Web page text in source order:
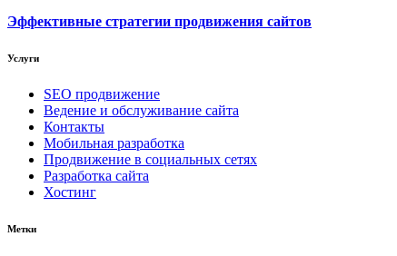
Эффективные стратегии продвижения сайтов
Услуги
SEO продвижение
Ведение и обслуживание сайта
Контакты
Мобильная разработка
Продвижение в социальных сетях
Разработка сайта
Хостинг
Метки